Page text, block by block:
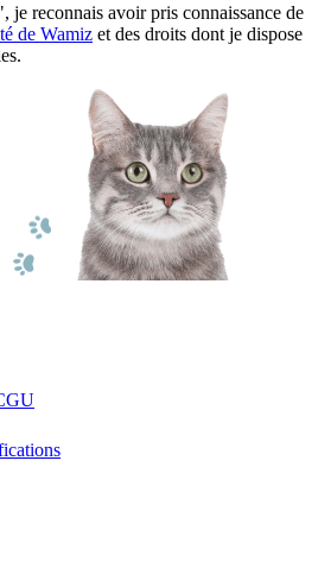
reconnais avoir pris connaissance de
de Wamiz et des droits dont je dispose